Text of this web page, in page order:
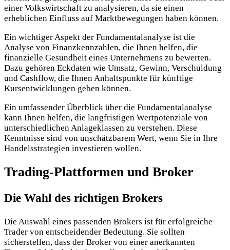
einer Volkswirtschaft zu analysieren, da sie einen
erheblichen Einfluss auf Marktbewegungen haben können.
Ein wichtiger Aspekt der Fundamentalanalyse ist die
Analyse von Finanzkennzahlen, die Ihnen helfen, die
finanzielle Gesundheit eines Unternehmens zu bewerten.
Dazu gehören Eckdaten wie Umsatz, Gewinn, Verschuldung
und Cashflow, die Ihnen Anhaltspunkte für künftige
Kursentwicklungen geben können.
Ein umfassender Überblick über die Fundamentalanalyse
kann Ihnen helfen, die langfristigen Wertpotenziale von
unterschiedlichen Anlageklassen zu verstehen. Diese
Kenntnisse sind von unschätzbarem Wert, wenn Sie in Ihre
Handelsstrategien investieren wollen.
Trading-Plattformen und Broker
Die Wahl des richtigen Brokers
Die Auswahl eines passenden Brokers ist für erfolgreiche
Trader von entscheidender Bedeutung. Sie sollten
sicherstellen, dass der Broker von einer anerkannten